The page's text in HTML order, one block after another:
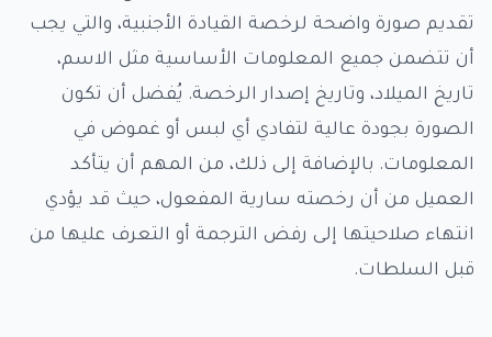
تقديم صورة واضحة لرخصة القيادة الأجنبية، والتي يجب
أن تتضمن جميع المعلومات الأساسية مثل الاسم،
تاريخ الميلاد، وتاريخ إصدار الرخصة. يُفضل أن تكون
الصورة بجودة عالية لتفادي أي لبس أو غموض في
المعلومات. بالإضافة إلى ذلك، من المهم أن يتأكد
العميل من أن رخصته سارية المفعول، حيث قد يؤدي
انتهاء صلاحيتها إلى رفض الترجمة أو التعرف عليها من
قبل السلطات.